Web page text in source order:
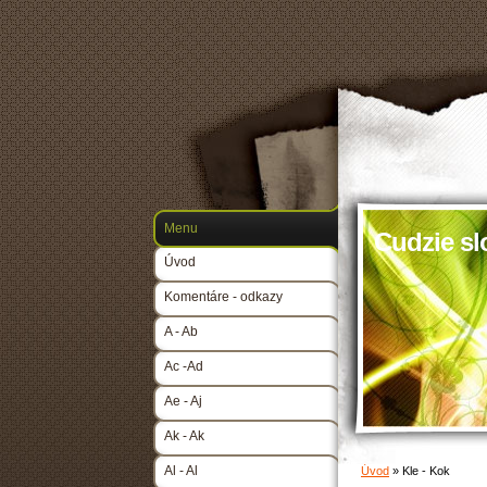
Cudzie
Úvod » Kle - Kok
Menu
Úvod
Komentáre - odkazy
A - Ab
Ac -Ad
Ae - Aj
Ak - Ak
Al - Al